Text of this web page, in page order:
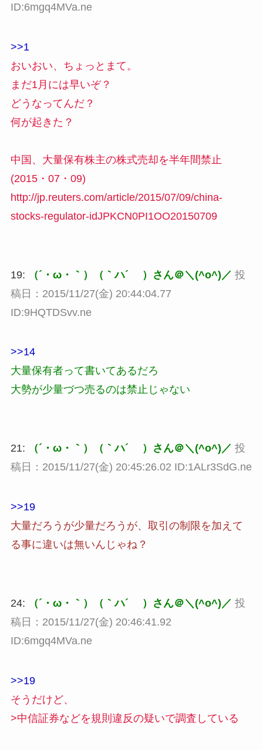
ID:6mgq4MVa.ne
>>1
おいおい、ちょっとまて。
まだ1月には早いぞ？
どうなってんだ？
何が起きた？
中国、大量保有株主の株式売却を半年間禁止
(2015・07・09)
http://jp.reuters.com/article/2015/07/09/china-
stocks-regulator-idJPKCN0PI1OO20150709
19: （´・ω・｀）（｀ハ´ ）さん＠＼(^o^)／ 投
稿日：2015/11/27(金) 20:44:04.77
ID:9HQTDSvv.ne
>>14
大量保有者って書いてあるだろ
大勢が少量づつ売るのは禁止じゃない
21: （´・ω・｀）（｀ハ´ ）さん＠＼(^o^)／ 投
稿日：2015/11/27(金) 20:45:26.02 ID:1ALr3SdG.ne
>>19
大量だろうが少量だろうが、取引の制限を加えて
る事に違いは無いんじゃね？
24: （´・ω・｀）（｀ハ´ ）さん＠＼(^o^)／ 投
稿日：2015/11/27(金) 20:46:41.92
ID:6mgq4MVa.ne
>>19
そうだけど、
>中信証券などを規則違反の疑いで調査している